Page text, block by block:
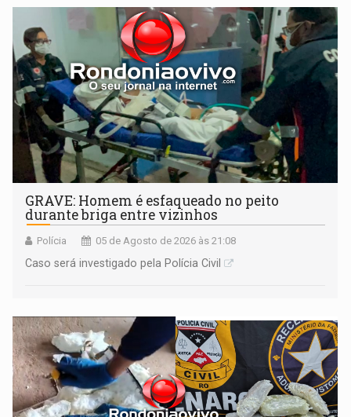
GRAVE: Homem é esfaqueado no peito
durante briga entre vizinhos
Polícia 05 de Agosto de 2026 às 21:08
Caso será investigado pela Polícia Civil